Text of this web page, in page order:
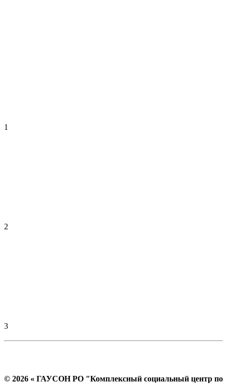
1
2
3
© 2026 « ГАУСОН РО "Комплексный социальный центр по